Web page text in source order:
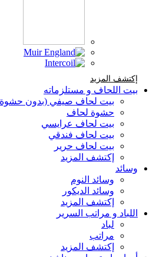
إكتشف المزيد
بيت اللحاف و مستلزماته
بيت لحاف صيفي (بدون
حشوة لحاف
بيت لحاف عرايسي
بيت لحاف فندقي
بيت لحاف حرير
إكتشف المزيد
وسائد
وسائد النوم
وسائد الديكور
إكتشف المزيد
اللباد و مراتب السرير
لباد
مراتب
إكتشف المزيد